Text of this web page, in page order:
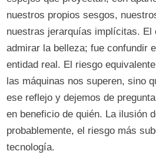
nuestros propios sesgos,
nuestras jerarquías implícitas. El
admirar la belleza; fue confundir
entidad real. El riesgo
las máquinas nos superen, sino
ese reflejo y dejemos de
en beneficio de quién. La ilusión
probablemente, el riesgo más
tecnología.